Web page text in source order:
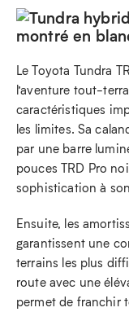
Le Toyota Tundra
l’aventure tout-
caractéristiques
les limites. Sa
par une barre
pouces TRD Pro
sophistication à
Ensuite, les
garantissent une
terrains les plus
route avec une
permet de franchir